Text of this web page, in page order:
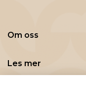
Om oss
Les mer